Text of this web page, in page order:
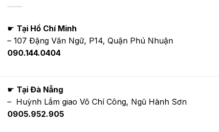
☛ Tại Hồ Chí Minh
– 107 Đặng Văn Ngữ, P14, Quận Phú Nhuận
090.144.0404
☛ Tại Đà Nẵng
– Huỳnh Lắm giao Võ Chí Công, Ngũ Hành Sơn
0905.952.905